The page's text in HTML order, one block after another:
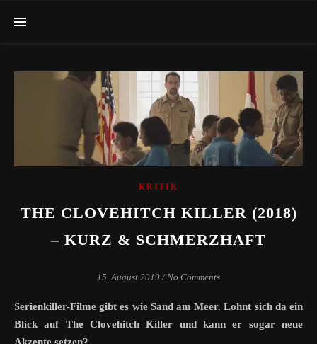
KRITIK
THE CLOVEHITCH KILLER (2018)
– KURZ & SCHMERZHAFT
15. August 2019 / No Comments
Serienkiller-Filme gibt es wie Sand am Meer. Lohnt sich da ein
Blick auf The Clovehitch Killer und kann er sogar neue